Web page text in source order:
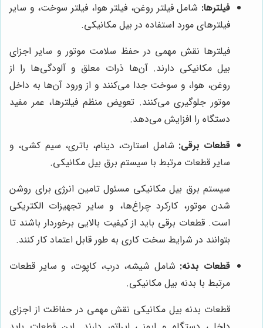
فیلترها: شامل فیلتر روغن، فیلتر هوا، فیلتر سوخت، و سایر
فیلترهای مورد استفاده در بیل مکانیکی.
فیلترها نقش مهمی در حفظ سلامت موتور و سایر اجزای
بیل مکانیکی دارند. آن‌ها ذرات معلق و آلودگی‌ها را از
روغن، هوا، و سوخت جدا می‌کنند و از ورود آن‌ها به داخل
موتور جلوگیری می‌کنند. تعویض منظم فیلترها، عمر مفید
دستگاه را افزایش می‌دهد.
قطعات برقی: شامل استارت، دینام، باتری، سیم کشی، و
سایر قطعات مرتبط با سیستم برق بیل مکانیکی.
سیستم برق بیل مکانیکی مسئول تامین انرژی برای روشن
شدن موتور، کارکرد چراغ‌ها، و سایر تجهیزات الکتریکی
است. قطعات برقی باید از کیفیت بالایی برخوردار باشند تا
بتوانند در شرایط سخت کاری به طور قابل اعتماد کار کنند.
قطعات بدنه: شامل شیشه، درب، کاپوت، و سایر قطعات
مرتبط با بدنه بیل مکانیکی.
قطعات بدنه بیل مکانیکی نقش مهمی در حفاظت از اجزای